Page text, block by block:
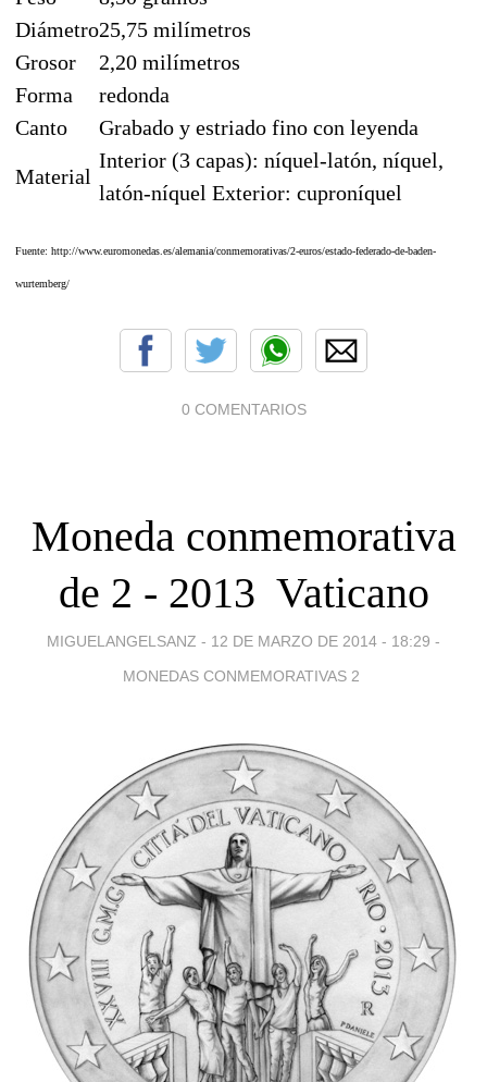
Diámetro25,75 milímetros
Grosor
2,20 milímetros
Forma
redonda
Canto
Grabado y estriado fino con leyenda
Material
Interior (3 capas): níquel-latón, níquel,
latón-níquel Exterior: cuproníquel
Fuente: http://www.euromonedas.es/alemania/conmemorativas/2-euros/estado-federado-de-baden-
wurtemberg/
0 COMENTARIOS
Moneda conmemorativa
de 2 - 2013  Vaticano
MIGUELANGELSANZ - 12 DE MARZO DE 2014 - 18:29 -
MONEDAS CONMEMORATIVAS 2 